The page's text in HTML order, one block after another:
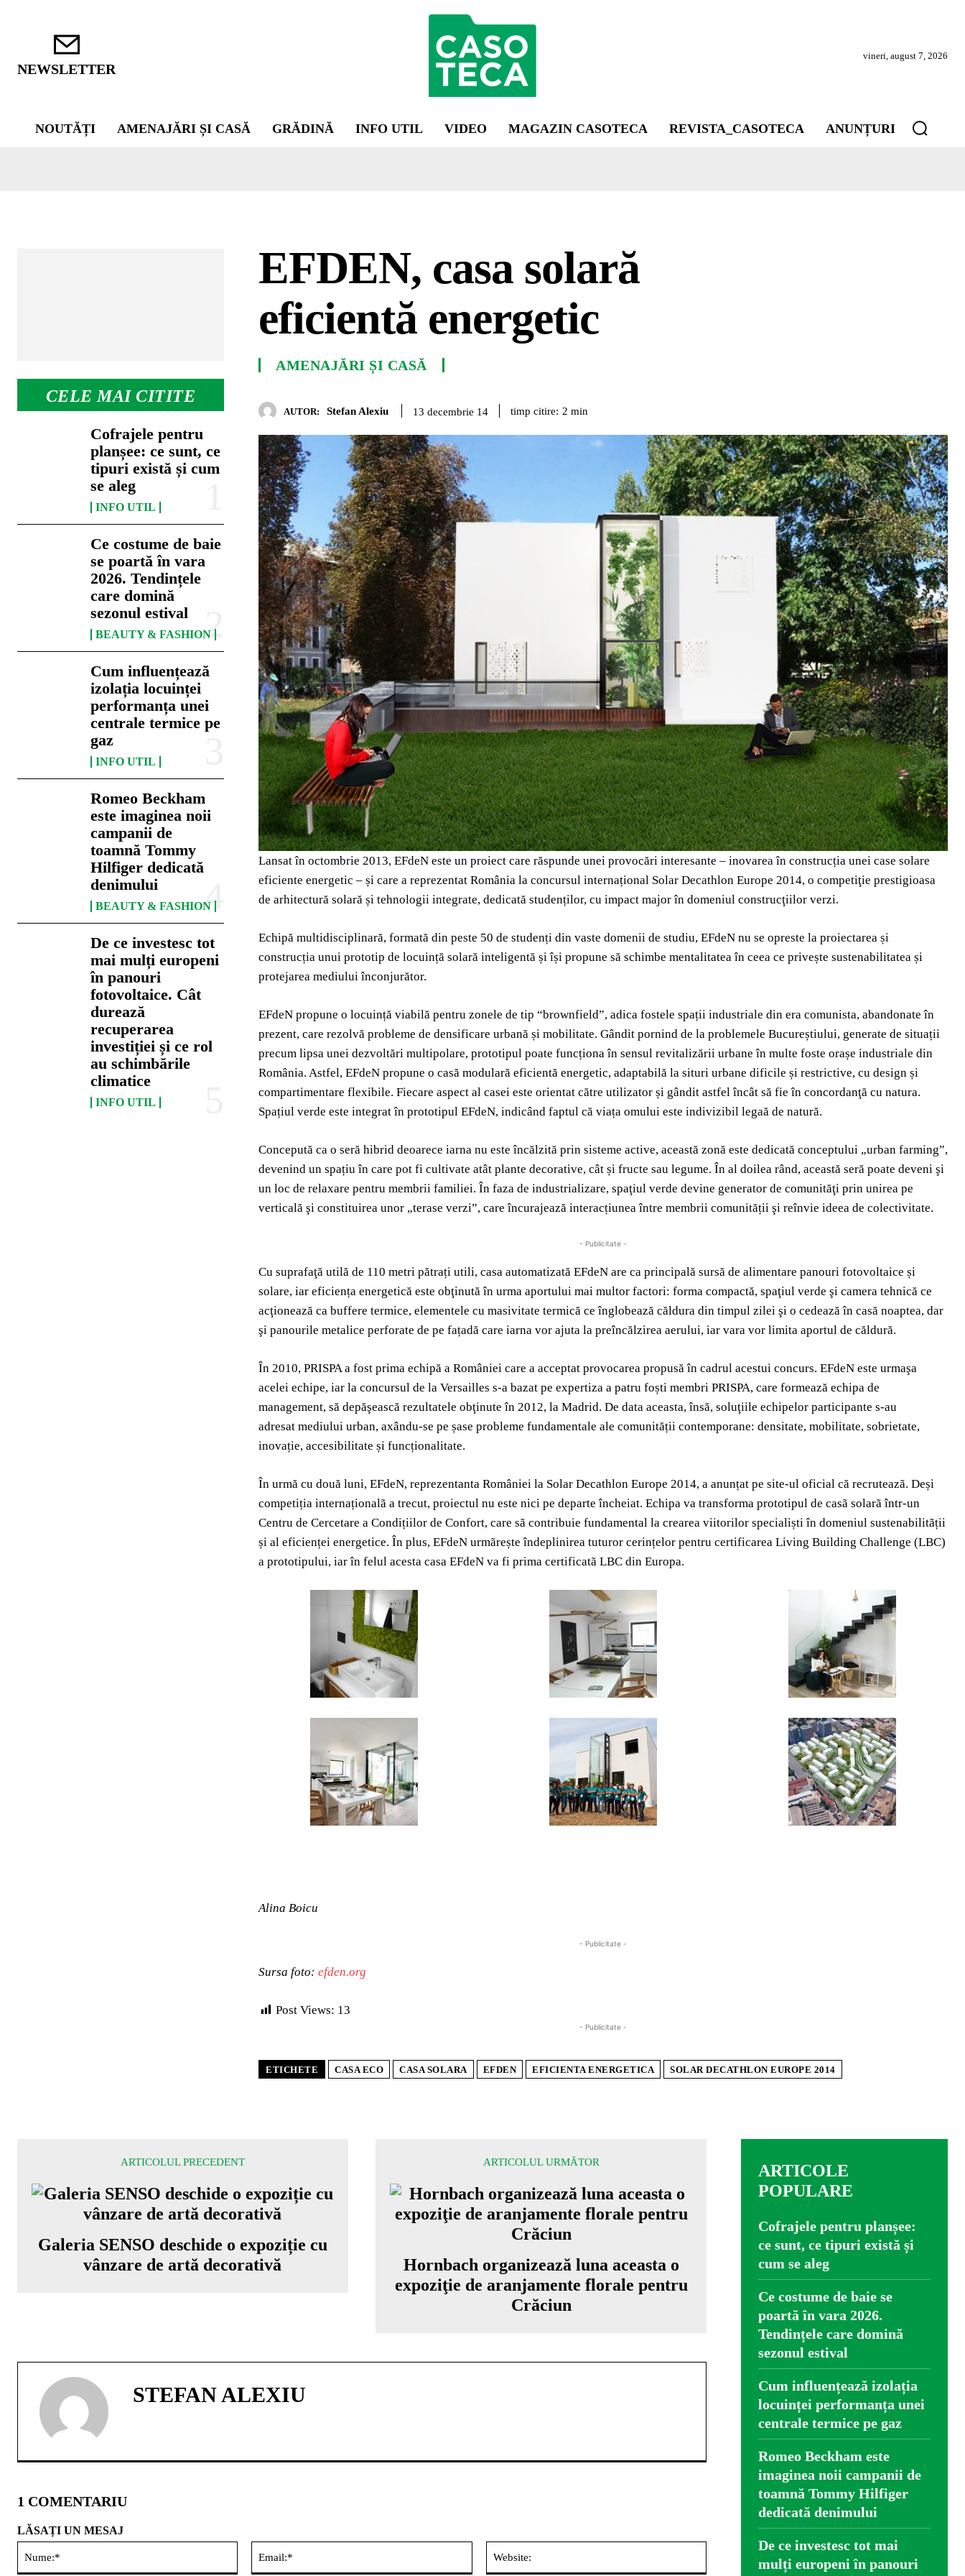
NEWSLETTER
vineri, august 7, 2026
NOUTĂȚI AMENAJĂRI ȘI CASĂ GRĂDINĂ INFO UTIL VIDEO MAGAZIN CASOTECA REVISTA_CASOTECA ANUNȚURI
CELE MAI CITITE
Cofrajele pentru
planșee: ce sunt, ce
tipuri există și cum
se aleg
INFO UTIL
Ce costume de baie
se poartă în vara
2026. Tendințele
care domină
sezonul estival
BEAUTY & FASHION
Cum influențează
izolația locuinței
performanța unei
centrale termice pe
gaz
INFO UTIL
Romeo Beckham
este imaginea noii
campanii de
toamnă Tommy
Hilfiger dedicată
denimului
BEAUTY & FASHION
De ce investesc tot
mai mulți europeni
în panouri
fotovoltaice. Cât
durează
recuperarea
investiției și ce rol
au schimbările
climatice
INFO UTIL
EFDEN, casa solară
eficientă energetic
AMENAJĂRI ȘI CASĂ
AUTOR: Stefan Alexiu 13 decembrie 14 timp citire: 2 min
Lansat în octombrie 2013, EFdeN este un proiect care răspunde unei provocări interesante – inovarea în construcția unei case solare
eficiente energetic – și care a reprezentat România la concursul internațional Solar Decathlon Europe 2014, o competiţie prestigioasa
de arhitectură solară și tehnologii integrate, dedicată studenților, cu impact major în domeniul construcţiilor verzi.
Echipă multidisciplinară, formată din peste 50 de studenți din vaste domenii de studiu, EFdeN nu se opreste la proiectarea și
construcția unui prototip de locuință solară inteligentă și își propune să schimbe mentalitatea în ceea ce privește sustenabilitatea și
protejarea mediului înconjurător.
EFdeN propune o locuință viabilă pentru zonele de tip “brownfield”, adica fostele spații industriale din era comunista, abandonate în
prezent, care rezolvă probleme de densificare urbană și mobilitate. Gândit pornind de la problemele Bucureștiului, generate de situații
precum lipsa unei dezvoltări multipolare, prototipul poate funcționa în sensul revitalizării urbane în multe foste orașe industriale din
România. Astfel, EFdeN propune o casă modulară eficientă energetic, adaptabilă la situri urbane dificile și restrictive, cu design și
compartimentare flexibile. Fiecare aspect al casei este orientat către utilizator și gândit astfel încât să fie în concordanţă cu natura.
Spațiul verde este integrat în prototipul EFdeN, indicând faptul că viața omului este indivizibil legaă de natură.
Concepută ca o seră hibrid deoarece iarna nu este încălzită prin sisteme active, această zonă este dedicată conceptului „urban farming”,
devenind un spațiu în care pot fi cultivate atât plante decorative, cât și fructe sau legume. În al doilea rând, această seră poate deveni şi
un loc de relaxare pentru membrii familiei. În faza de industrializare, spaţiul verde devine generator de comunităţi prin unirea pe
verticală şi constituirea unor „terase verzi”, care încurajează interacțiunea între membrii comunității şi reînvie ideea de colectivitate.
- Publicitate -
Cu suprafaţă utilă de 110 metri pătrați utili, casa automatizată EFdeN are ca principală sursă de alimentare panouri fotovoltaice și
solare, iar eficiența energetică este obţinută în urma aportului mai multor factori: forma compactă, spaţiul verde şi camera tehnică ce
acţionează ca buffere termice, elementele cu masivitate termică ce înglobează căldura din timpul zilei şi o cedează în casă noaptea, dar
şi panourile metalice perforate de pe fațadă care iarna vor ajuta la preîncălzirea aerului, iar vara vor limita aportul de căldură.
În 2010, PRISPA a fost prima echipă a României care a acceptat provocarea propusă în cadrul acestui concurs. EFdeN este urmaşa
acelei echipe, iar la concursul de la Versailles s-a bazat pe expertiza a patru foști membri PRISPA, care formează echipa de
management, să depăşească rezultatele obţinute în 2012, la Madrid. De data aceasta, însă, soluţiile echipelor participante s-au
adresat mediului urban, axându-se pe șase probleme fundamentale ale comunității contemporane: densitate, mobilitate, sobrietate,
inovație, accesibilitate și funcționalitate.
În urmă cu două luni, EFdeN, reprezentanta României la Solar Decathlon Europe 2014, a anunțat pe site-ul oficial că recruteazã. Deși
competiția internaționalã a trecut, proiectul nu este nici pe departe încheiat. Echipa va transforma prototipul de casã solarã într-un
Centru de Cercetare a Condițiilor de Confort, care sã contribuie fundamental la crearea viitorilor specialiști în domeniul sustenabilitãții
și al eficienței energetice. În plus, EFdeN urmãrește îndeplinirea tuturor cerințelor pentru certificarea Living Building Challenge (LBC)
a prototipului, iar în felul acesta casa EFdeN va fi prima certificatã LBC din Europa.
Alina Boicu
- Publicitate -
Sursa foto: efden.org
Post Views: 13
- Publicitate -
ETICHETE CASA ECO CASA SOLARA EFDEN EFICIENTA ENERGETICA SOLAR DECATHLON EUROPE 2014
ARTICOLUL PRECEDENT
Galeria SENSO deschide o expoziție cu
vânzare de artă decorativă
ARTICOLUL URMĂTOR
Hornbach organizează luna aceasta o
expoziţie de aranjamente florale pentru
Crăciun
STEFAN ALEXIU
1 COMENTARIU
LĂSAȚI UN MESAJ
ARTICOLE
POPULARE
Cofrajele pentru planșee:
ce sunt, ce tipuri există și
cum se aleg
Ce costume de baie se
poartă în vara 2026.
Tendințele care domină
sezonul estival
Cum influențează izolația
locuinței performanța unei
centrale termice pe gaz
Romeo Beckham este
imaginea noii campanii de
toamnă Tommy Hilfiger
dedicată denimului
De ce investesc tot mai
mulți europeni în panouri